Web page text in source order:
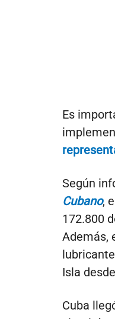
Es
Según
Cubano,
172.800
Además,
Isla
Cuba